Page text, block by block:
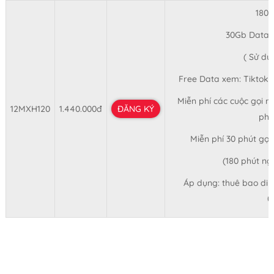
12MXH120 1.440.000đ ĐĂNG KÝ
30Gb Data
( Sử
Free Data xem: Tiktok,
Miễn phí các cuộc gọi
Miễn phí 30 phút
(180 phút
Áp dụng: thuê bao di